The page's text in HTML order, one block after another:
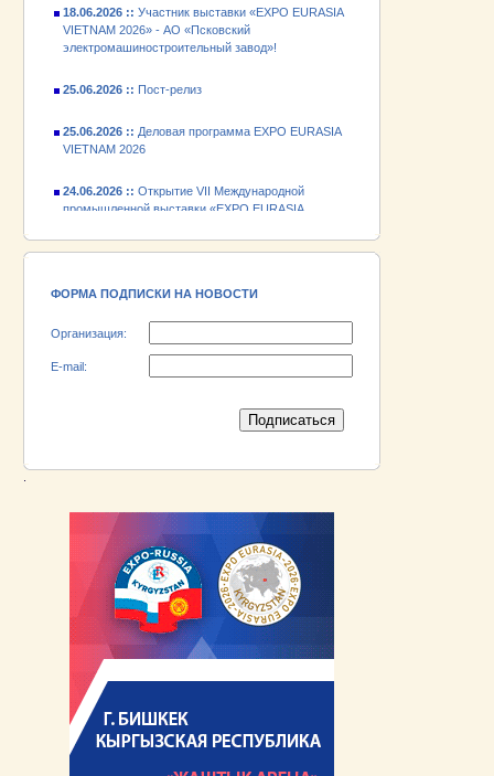
VIETNAM 2026» - АО «Псковский
электромашиностроительный завод»!
VIETNAM 2026
промышленной выставки «EXPO EURASIA
VIETNAM 2026»
ФОРМА ПОДПИСКИ НА НОВОСТИ
Организация:
E-mail: